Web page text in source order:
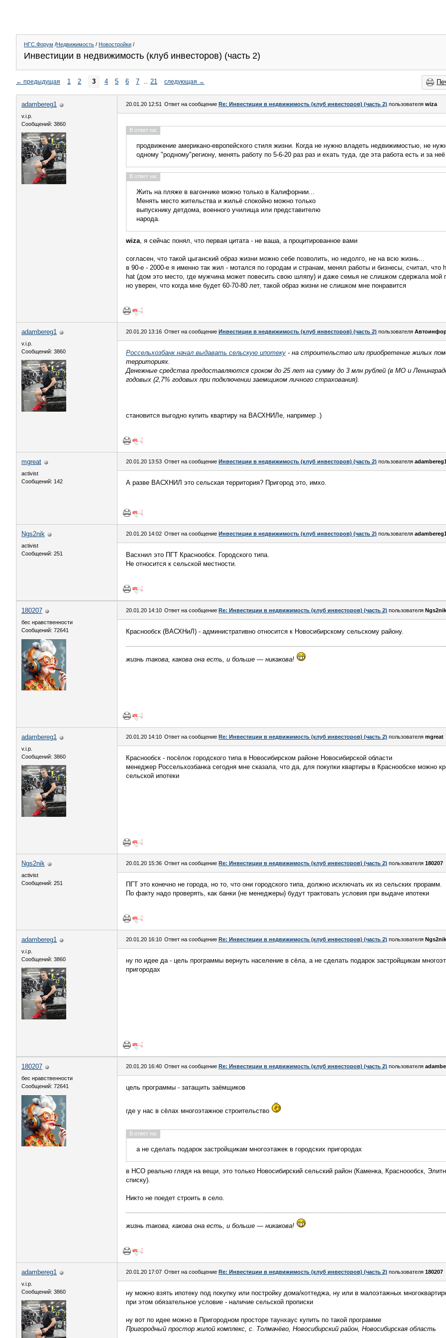
НГС.Форум /Недвижимость / Новостройки /
Инвестиции в недвижимость (клуб инвесторов) (часть 2)
← предыдущая 1 2 3 4 5 6 7 .. 21 следующая →
adambereg1
v.i.p.
Сообщений: 3860
20.01.20 12:51 Ответ на сообщение Re: Инвестиции в недвижимость (клуб инвесторов) (часть 2) пользователя wiza
В ответ на:
продвижение американо-европейского стиля жизни. Когда не нужно владеть недвижимостью, не
одному "родному"региону, менять работу по 5-6-20 раз раз и ехать туда, где эта работа есть и за
В ответ на:
Жить на пляже в вагончике можно только в Калифорнии...
Менять место жительства и жильё спокойно можно только
выпускнику детдома, военного училища или представителю
народа.
wiza, я сейчас понял, что первая цитата - не ваша, а процитированное вами
согласен, что такой цыганский образ жизни можно себе позволить, но недолго, не на всю жизнь...
в 90-е - 2000-е я именно так жил - мотался по городам и странам, менял работы и бизнесы, считал, что
hat (дом это место, где мужчина может повесить свою шляпу) и даже семья не слишком сдержала мой
но уверен, что когда мне будет 60-70-80 лет, такой образ жизни не слишком мне понравится
adambereg1
v.i.p.
Сообщений: 3860
20.01.20 13:16 Ответ на сообщение Инвестиции в недвижимость (клуб инвесторов) (часть 2) пользователя
Россельхозбанк начал выдавать сельскую ипотеку - на строительство или приобретение жилых
территориях.
Денежные средства предоставляются сроком до 25 лет на сумму до 3 млн рублей (в МО и
годовых (2,7% годовых при подключении заемщиком личного страхования).
становится выгодно купить квартиру на ВАСХНИЛе, например .)
mgreat
activist
Сообщений: 142
20.01.20 13:53 Ответ на сообщение Инвестиции в недвижимость (клуб инвесторов) (часть 2) пользователя
А разве ВАСХНИЛ это сельская территория? Пригород это, имхо.
Ngs2nik
activist
Сообщений: 251
20.01.20 14:02 Ответ на сообщение Инвестиции в недвижимость (клуб инвесторов) (часть 2) пользователя
Васхнил это ПГТ Краснообск. Городского типа.
Не относится к сельской местности.
180207
бес нравственности
Сообщений: 72641
20.01.20 14:10 Ответ на сообщение Re: Инвестиции в недвижимость (клуб инвесторов) (часть 2) пользователя Ngs2nik
Краснообск (ВАСХНиЛ) - административно относится к Новосибирскому сельскому району.
жизнь такова, какова она есть, и больше — никакова!
adambereg1
v.i.p.
Сообщений: 3860
20.01.20 14:10 Ответ на сообщение Re: Инвестиции в недвижимость (клуб инвесторов) (часть 2) пользователя mgreat
Краснообск - посёлок городского типа в Новосибирском районе Новосибирской области
менеджер Россельхозбанка сегодня мне сказала, что да, для покупки квартиры в Краснообске можно
сельской ипотеки
Ngs2nik
activist
Сообщений: 251
20.01.20 15:36 Ответ на сообщение Re: Инвестиции в недвижимость (клуб инвесторов) (часть 2) пользователя 180207
ПГТ это конечно не города, но то, что они городского типа, должно исключать их из сельских прорамм.
По факту надо проверять, как банки (не менеджеры) будут трактовать условия при выдаче ипотеки
adambereg1
v.i.p.
Сообщений: 3860
20.01.20 16:10 Ответ на сообщение Re: Инвестиции в недвижимость (клуб инвесторов) (часть 2) пользователя Ngs2nik
ну по идее да - цель программы вернуть население в сёла, а не сделать подарок застройщикам
пригородах
180207
бес нравственности
Сообщений: 72641
20.01.20 16:40 Ответ на сообщение Re: Инвестиции в недвижимость (клуб инвесторов) (часть 2) пользователя
цель программы - затащить заёмщиков
где у нас в сёлах многоэтажное строительство
В ответ на:
а не сделать подарок застройщикам многоэтажек в городских пригородах
в НСО реально глядя на вещи, это только Новосибирский сельский район (Каменка, Красноообск,
списку).
Никто не поедет строить в село.
жизнь такова, какова она есть, и больше — никакова!
adambereg1
v.i.p.
Сообщений: 3860
20.01.20 17:07 Ответ на сообщение Re: Инвестиции в недвижимость (клуб инвесторов) (часть 2) пользователя 180207
ну можно взять ипотеку под покупку или постройку дома/коттеджа, ну или в малоэтажных
при этом обязательное условие - наличие сельской прописки
ну вот по идее можно в Пригородном просторе таунхаус купить по такой программе
Пригородный простор жилой комплекс, с. Толмачёво, Новосибирский район, Новосибирская область